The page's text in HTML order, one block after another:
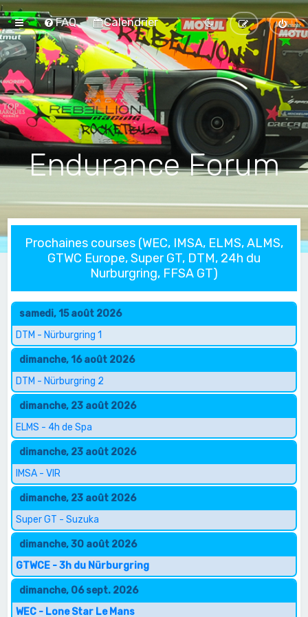
FAQ Calendrier
Endurance Forum
Prochaines courses (WEC, IMSA, ELMS, ALMS,
GTWC Europe, Super GT, DTM, 24h du
Nurburgring, FFSA GT)
samedi, 15 août 2026
DTM - Nürburgring 1
dimanche, 16 août 2026
DTM - Nürburgring 2
dimanche, 23 août 2026
ELMS - 4h de Spa
dimanche, 23 août 2026
IMSA - VIR
dimanche, 23 août 2026
Super GT - Suzuka
dimanche, 30 août 2026
GTWCE - 3h du Nürburgring
dimanche, 06 sept. 2026
WEC - Lone Star Le Mans